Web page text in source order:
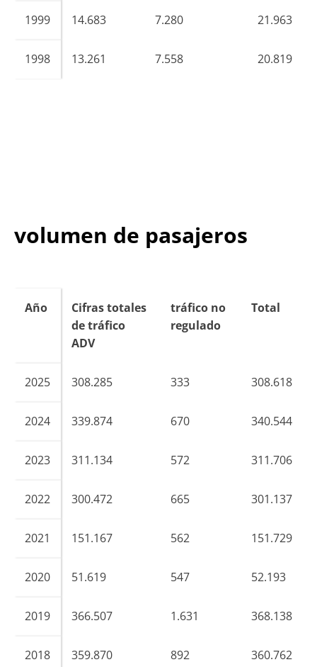
1999 14.683 7.280 21.963
1998 13.261 7.558 20.819
volumen de pasajeros
Año
Cifras totales
de tráfico
ADV
tráfico no
regulado
Total
2025 308.285 333 308.618
2024 339.874 670 340.544
2023 311.134 572 311.706
2022 300.472 665 301.137
2021 151.167 562 151.729
2020 51.619 547 52.193
2019 366.507 1.631 368.138
2018 359.870 892 360.762